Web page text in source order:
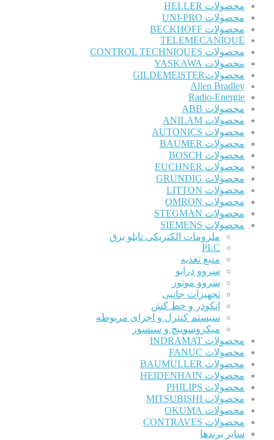
محصولات HELLER
محصولات UNI-PRO
محصولات BECKHOFF
TELEMECANIQUE
محصولات CONTROL TECHNIQUES
محصولات YASKAWA
محصولاتGILDEMEISTER
Allen Bradley
Radio-Energie
محصولات ABB
محصولات ANILAM
محصولات AUTONICS
محصولات BAUMER
محصولات BOSCH
محصولات EUCHNER
محصولات GRUNDIG
محصولات LITTON
محصولات OMRON
محصولات STEGMAN
محصولات SIEMENS
ملزومات الکتریکی تابلو برق
PLC
منبع تغذیه
سروو درایو
سروو موتور
تجهیزات جانبی
انکودر و خط کش
سیستم کنترل و اجزای مربوطه
میکروسوییچ و سنسور
محصولات INDRAMAT
محصولات FANUC
محصولات BAUMULLER
محصولات HEIDENHAIN
محصولات PHILIPS
محصولات MITSUBISHI
محصولات OKUMA
محصولات CONTRAVES
سایر برندها